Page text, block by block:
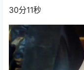
30分11秒